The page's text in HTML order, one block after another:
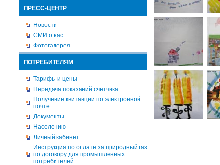
ПРЕСС-ЦЕНТР
Новости
СМИ о нас
Фотогалерея
ПОТРЕБИТЕЛЯМ
Тарифы и цены
Передача показаний счетчика
Получение квитанции по электронной
почте
Документы
Населению
Личный кабинет
Инструкция по оплате за природный газ
по договору для промышленных
потребителей